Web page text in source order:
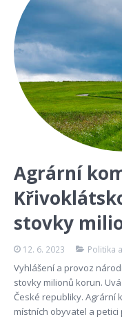
Agrární
stovky
12. 6. 2023 Politika
Vyhlášení a provoz
stovky milionů korun.
České republiky. Agrární
místních obyvatel a petici